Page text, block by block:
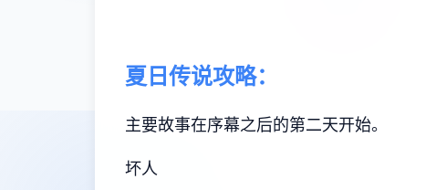
夏日传说攻略：
主要故事在序幕之后的第二天开始。
坏人